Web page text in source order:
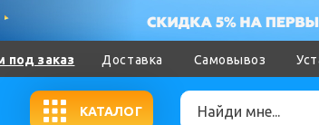
под заказ Доставка Самовывоз
КАТАЛОГ